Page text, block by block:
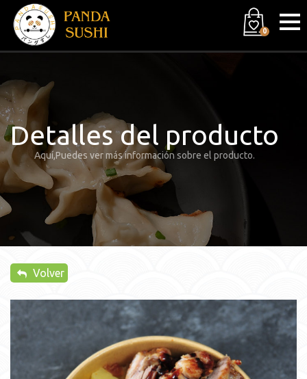
0
Detalles del producto
Aquí,Puedes ver más información sobre el producto.
Volver